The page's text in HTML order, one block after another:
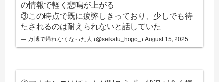
の情報で軽く悲鳴が上がる
③この時点で既に疲弊しきっており、少しでも待
たされるのは耐えられないと話していた
— 万博で帰れなくなった人 (@seikatu_hogo_)August 15, 2025